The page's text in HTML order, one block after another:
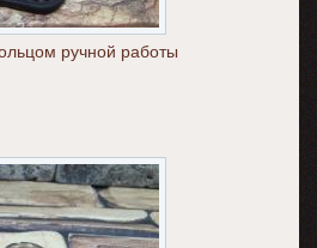
ручной работы